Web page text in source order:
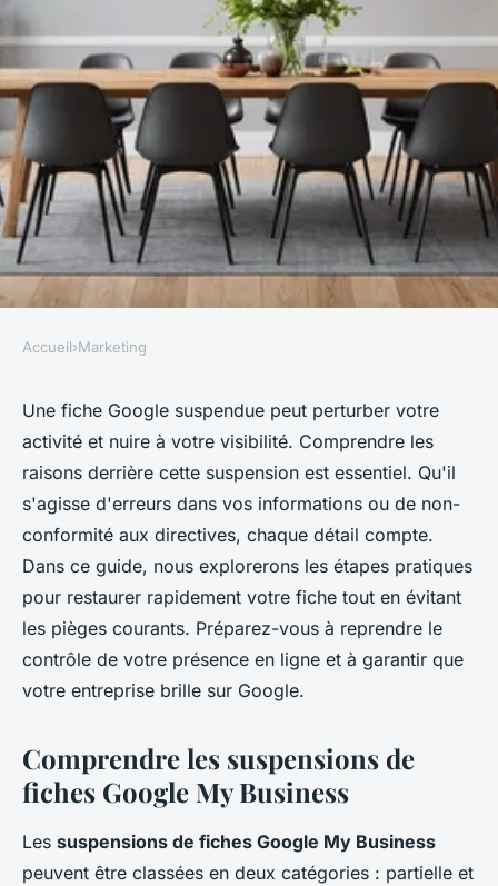
Restaurer votre fiche google
suspendue rapidement et
efficacement
Emma•19 mars 2025•3 min de lecture
Accueil›Marketing
Une fiche Google suspendue peut perturber votre
activité et nuire à votre visibilité. Comprendre les
raisons derrière cette suspension est essentiel. Qu'il
s'agisse d'erreurs dans vos informations ou de non-
conformité aux directives, chaque détail compte.
Dans ce guide, nous explorerons les étapes pratiques
pour restaurer rapidement votre fiche tout en évitant
les pièges courants. Préparez-vous à reprendre le
contrôle de votre présence en ligne et à garantir que
votre entreprise brille sur Google.
Comprendre les suspensions de
fiches Google My Business
Les suspensions de fiches Google My Business
peuvent être classées en deux catégories : partielle et